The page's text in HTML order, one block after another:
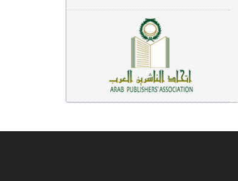
معاجم لغوية (89)
سيرة نبوية وتصوف (81)
دراسات إسلامية (75)
شعر (72)
علوم قرآن (66)